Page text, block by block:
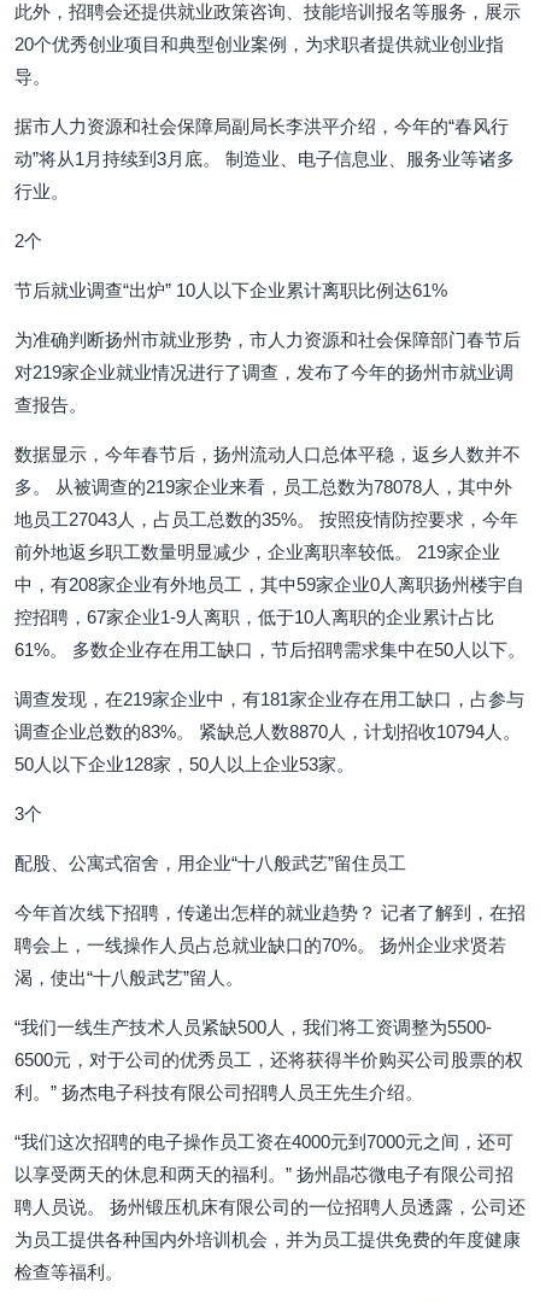
此外，招聘会还提供就业政策咨询、技能培训报名等服务，展示
20个优秀创业项目和典型创业案例，为求职者提供就业创业指
导。
据市人力资源和社会保障局副局长李洪平介绍，今年的“春风行
动”将从1月持续到3月底。 制造业、电子信息业、服务业等诸多
行业。
2个
节后就业调查“出炉” 10人以下企业累计离职比例达61%
为准确判断扬州市就业形势，市人力资源和社会保障部门春节后
对219家企业就业情况进行了调查，发布了今年的扬州市就业调
查报告。
数据显示，今年春节后，扬州流动人口总体平稳，返乡人数并不
多。 从被调查的219家企业来看，员工总数为78078人，其中外
地员工27043人，占员工总数的35%。 按照疫情防控要求，今年
前外地返乡职工数量明显减少，企业离职率较低。 219家企业
中，有208家企业有外地员工，其中59家企业0人离职扬州楼宇自
控招聘，67家企业1-9人离职，低于10人离职的企业累计占比
61%。 多数企业存在用工缺口，节后招聘需求集中在50人以下。
调查发现，在219家企业中，有181家企业存在用工缺口，占参与
调查企业总数的83%。 紧缺总人数8870人，计划招收10794人。
50人以下企业128家，50人以上企业53家。
3个
配股、公寓式宿舍，用企业“十八般武艺”留住员工
今年首次线下招聘，传递出怎样的就业趋势？ 记者了解到，在招
聘会上，一线操作人员占总就业缺口的70%。 扬州企业求贤若
渴，使出“十八般武艺”留人。
“我们一线生产技术人员紧缺500人，我们将工资调整为5500-
6500元，对于公司的优秀员工，还将获得半价购买公司股票的权
利。” 扬杰电子科技有限公司招聘人员王先生介绍。
“我们这次招聘的电子操作员工资在4000元到7000元之间，还可
以享受两天的休息和两天的福利。” 扬州晶芯微电子有限公司招
聘人员说。 扬州锻压机床有限公司的一位招聘人员透露，公司还
为员工提供各种国内外培训机会，并为员工提供免费的年度健康
检查等福利。